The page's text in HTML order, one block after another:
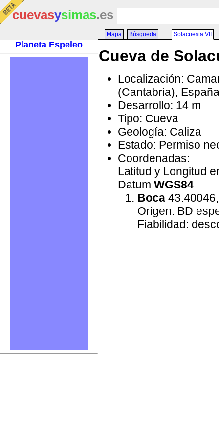
cuevasysimas.es
Planeta Espeleo
Mapa Búsqueda Solacuesta VII
Cueva de
Localización:
(Cantabria), España
Desarrollo: 14 m
Tipo: Cueva
Geología: Caliza
Estado: Permiso
Coordenadas:
Latitud y Longitud
Datum WGS84
Boca
Origen: BD
Fiabilidad: